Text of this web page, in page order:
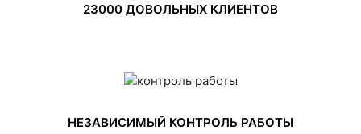
23000 ДОВОЛЬНЫХ КЛИЕНТОВ
НЕЗАВИСИМЫЙ КОНТРОЛЬ РАБОТЫ